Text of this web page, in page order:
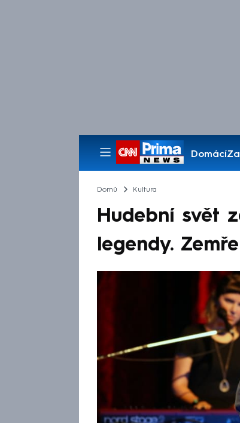
Domácí
Pořady
Domů Kultura
Hudební svět
legendy.